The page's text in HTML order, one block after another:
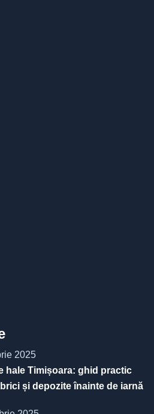
2025
hale Timișoara: ghid practic
și depozite înainte de iarnă